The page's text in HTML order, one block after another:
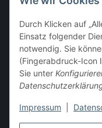
Durch Klicken auf
Einsatz folgender
notwendig. Sie
(Fingerabdruck-Icon
Sie unter
Impressum
Rechtliches
Mein Konto